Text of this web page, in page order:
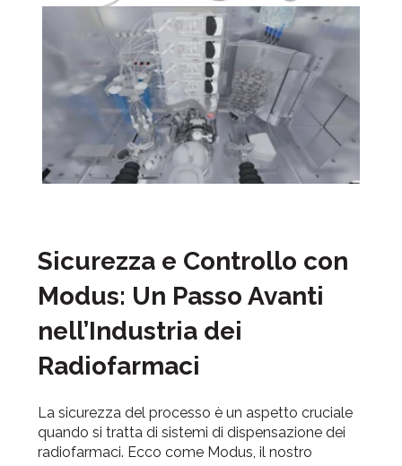
Sicurezza e Controllo con
Modus: Un Passo Avanti
nell’Industria dei
Radiofarmaci
La sicurezza del processo è un aspetto cruciale
quando si tratta di sistemi di dispensazione dei
radiofarmaci. Ecco come Modus, il nostro